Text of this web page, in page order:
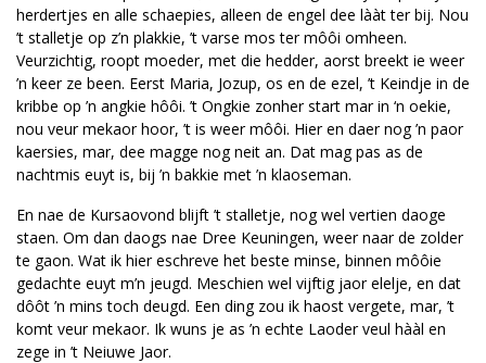
herdertjes en alle schaepies, alleen de engel dee lààt ter bij. Nou
’t stalletje op z’n plakkie, ’t varse mos ter môôi omheen.
Veurzichtig, roopt moeder, met die hedder, aorst breekt ie weer
’n keer ze been. Eerst Maria, Jozup, os en de ezel, ’t Keindje in de
kribbe op ’n angkie hôôi. ’t Ongkie zonher start mar in ‘n oekie,
nou veur mekaor hoor, ’t is weer môôi. Hier en daer nog ’n paor
kaersies, mar, dee magge nog neit an. Dat mag pas as de
nachtmis euyt is, bij ’n bakkie met ’n klaoseman.
En nae de Kursaovond blijft ’t stalletje, nog wel vertien daoge
staen. Om dan daogs nae Dree Keuningen, weer naar de zolder
te gaon. Wat ik hier eschreve het beste minse, binnen môôie
gedachte euyt m’n jeugd. Meschien wel vijftig jaor elelje, en dat
dôôt ’n mins toch deugd. Een ding zou ik haost vergete, mar, ’t
komt veur mekaor. Ik wuns je as ’n echte Laoder veul hààl en
zege in ’t Neiuwe Jaor.